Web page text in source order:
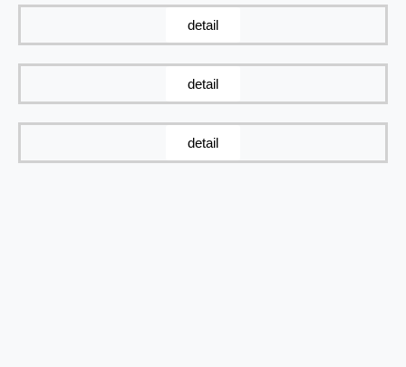
detail
detail
detail